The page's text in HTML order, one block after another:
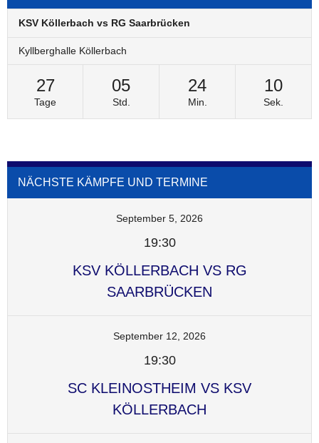
KSV Köllerbach vs RG Saarbrücken
Kyllberghalle Köllerbach
27
Tage
05
Std.
24
Min.
10
Sek.
NÄCHSTE KÄMPFE UND TERMINE
September 5, 2026
19:30
KSV KÖLLERBACH VS RG
SAARBRÜCKEN
September 12, 2026
19:30
SC KLEINOSTHEIM VS KSV
KÖLLERBACH